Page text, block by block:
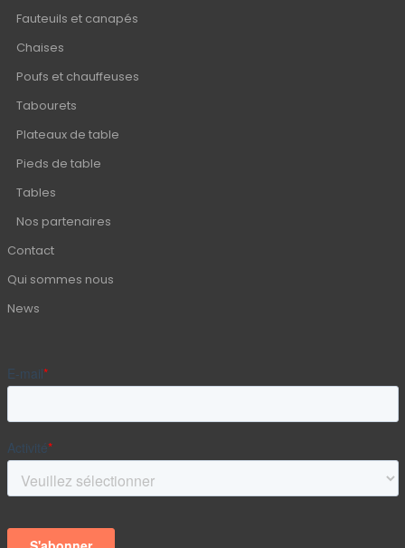
Fauteuils et canapés
Chaises
Poufs et chauffeuses
Tabourets
Plateaux de table
Pieds de table
Tables
Nos partenaires
Contact
Qui sommes nous
News